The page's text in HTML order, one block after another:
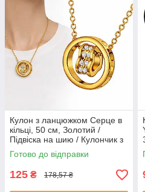
Кулон з ланцюжком Серце в
кільці, 50 см, Золотий /
Підвіска на шию / Кулончик з
серцем / Ланцюжок з
кулончиком
Готово до відправки
125 ₴ 178,57 ₴